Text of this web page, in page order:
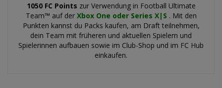
1050 FC Points zur Verwendung in Football Ultimate
Team™ auf der Xbox One oder Series X|S . Mit den
Punkten kannst du Packs kaufen, am Draft teilnehmen,
dein Team mit früheren und aktuellen Spielern und
Spielerinnen aufbauen sowie im Club-Shop und im FC Hub
einkaufen.